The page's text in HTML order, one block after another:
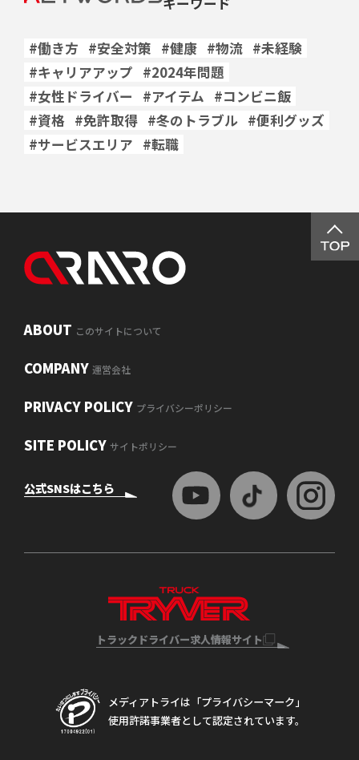
#働き方 #安全対策 #健康 #物流 #未経験
#キャリアアップ #2024年問題
#女性ドライバー
#アイテム #コンビニ飯
#資格 #免許取得 #冬のトラブル #便利グッズ
#サービスエリア #転職
ABOUT このサイトについて
COMPANY 運営会社
PRIVACY POLICY プライバシーポリシー
SITE POLICY サイトポリシー
公式SNSはこちら
メディアトライは「プライバシーマーク」
使用許諾事業者として認定されています。
トラックドライバー求人情報サイト